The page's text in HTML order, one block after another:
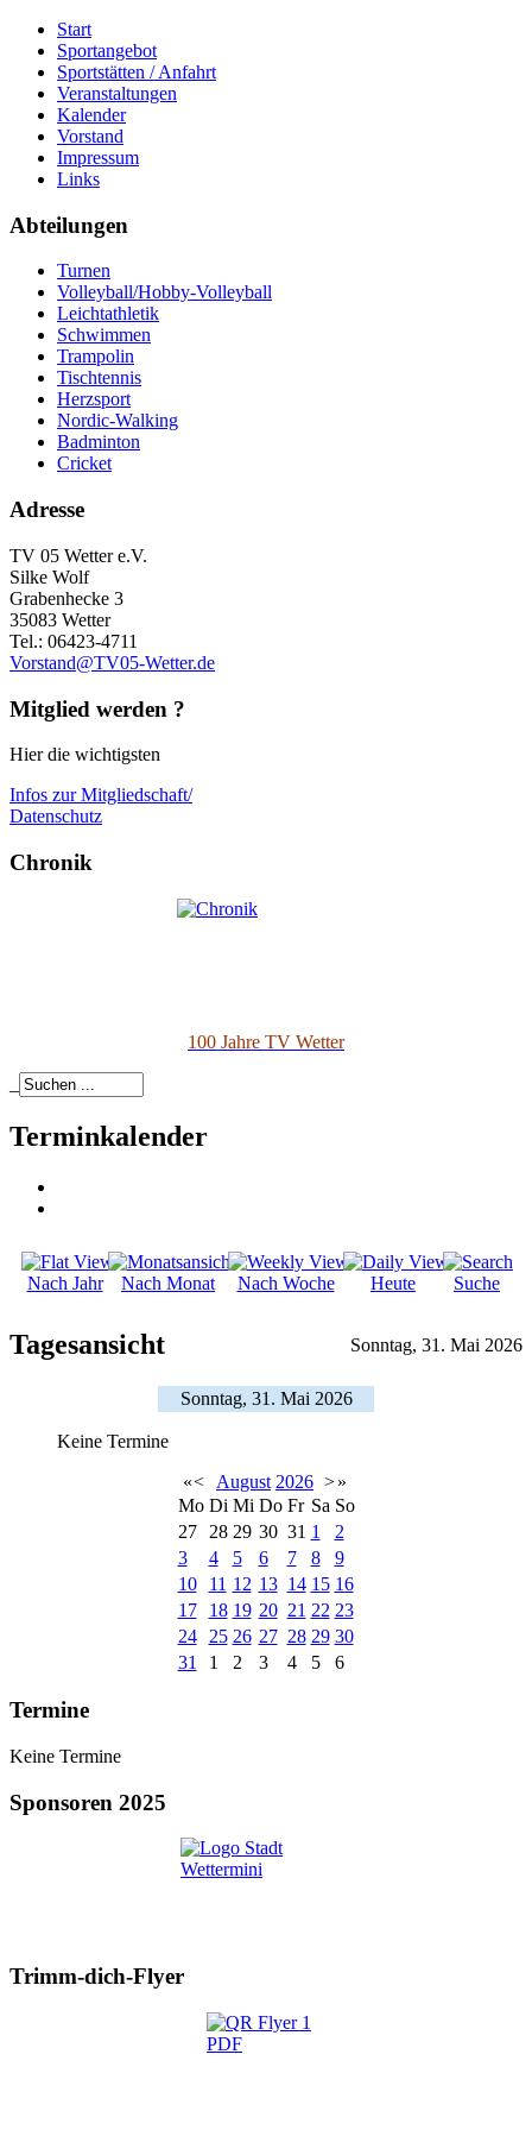
Start
Sportangebot
Sportstätten / Anfahrt
Veranstaltungen
Kalender
Vorstand
Impressum
Links
Abteilungen
Turnen
Volleyball/Hobby-Volleyball
Leichtathletik
Schwimmen
Trampolin
Tischtennis
Herzsport
Nordic-Walking
Badminton
Cricket
Adresse
TV 05 Wetter e.V.
Silke Wolf
Grabenhecke 3
35083 Wetter
Tel.: 06423-4711
Vorstand@TV05-Wetter.de
Mitglied werden ?
Hier die wichtigsten
Infos zur Mitgliedschaft/
Datenschutz
Chronik
100 Jahre TV Wetter
Terminkalender
Nach Jahr Nach Monat Nach Woche Heute Suche
Tagesansicht Sonntag, 31. Mai 2026
Sonntag, 31. Mai 2026
Keine Termine
«< August 2026 >»
Mo Di Mi Do Fr Sa So
27
28 29 30 31 1
2
3
4 5 6 7 8
9
10
11 12 13 14 15 16
17
18 19 20 21 22 23
24
25 26 27 28 29 30
31
1 2 3 4 5 6
Termine
Keine Termine
Sponsoren 2025
Trimm-dich-Flyer